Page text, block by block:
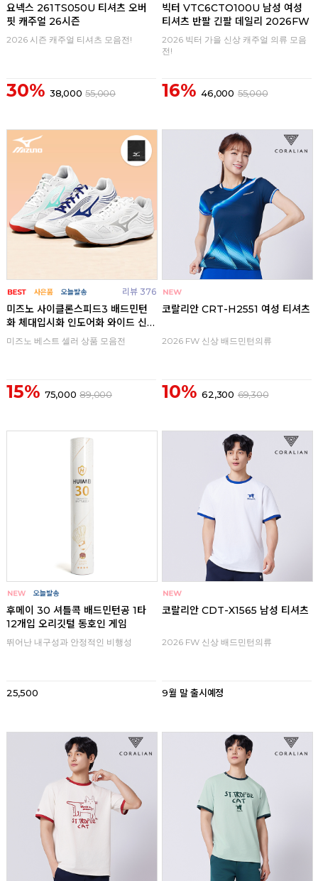
요넥스 261TS050U 티셔츠 오버
핏 캐주얼 26시즌
2026 시즌 캐주얼 티셔츠 모음전!
30% 38,000 55,000
빅터 VTC6CTO100U 남성 여성
티셔츠 반팔 긴팔 데일리 2026FW
2026 빅터 가을 신상 캐주얼 의류 모음
전!
16% 46,000 55,000
리뷰 376
미즈노 사이클론스피드3 배드민턴
화 체대입시화 인도어화 와이드 신
발
미즈노 베스트 셀러 상품 모음전
15% 75,000 89,000
코랄리안 CRT-H2551 여성 티셔츠
2026 FW 신상 배드민턴의류
10% 62,300 69,300
후메이 30 셔틀콕 배드민턴공 1타
12개입 오리깃털 동호인 게임
뛰어난 내구성과 안정적인 비행성
25,500
코랄리안 CDT-X1565 남성 티셔츠
2026 FW 신상 배드민턴의류
9월 말 출시예정